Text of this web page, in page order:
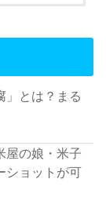
」とは？まる
屋の娘・米子
ショットが可